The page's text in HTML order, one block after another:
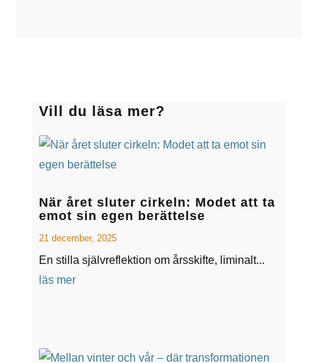
Vill du läsa mer?
När året sluter cirkeln: Modet att ta
emot sin egen berättelse
21 december, 2025
En stilla självreflektion om årsskifte, liminalt...
läs mer